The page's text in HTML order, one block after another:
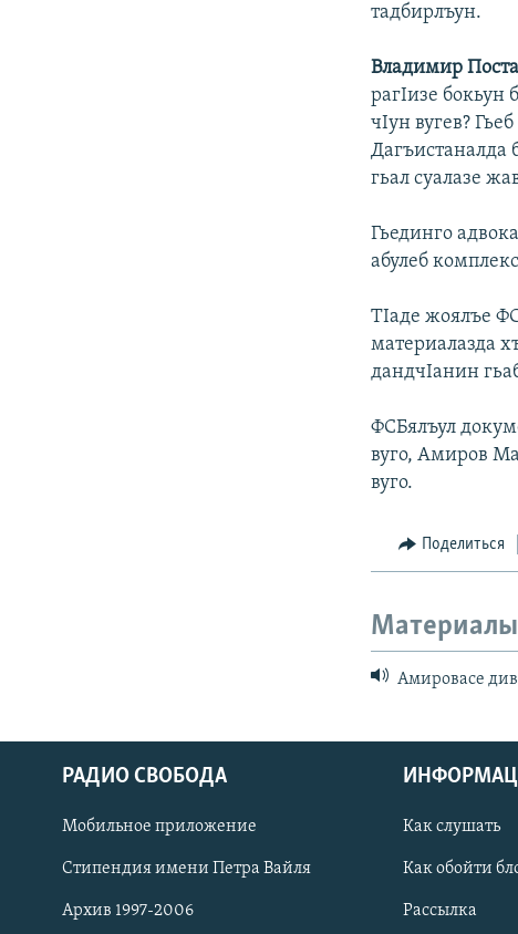
СОЦИАЛЬНЫЕ СЕТИ
тадбирлъун.
Владимир
рагIизе бокьун
чIун вугев?
Дагъистаналда
гьал суалазе
Гьединго
абулеб
ТIаде жоялъе
материалазда
дандчIанин
ФСБялъул
вуго, Амиров
вуго.
Поделиться
Амировасе
РАДИО СВОБОДА
Мобильное приложение
Стипендия имени Петра Вайля
Архив 1997-2006
Как слушать
Как обойти
Рассылка